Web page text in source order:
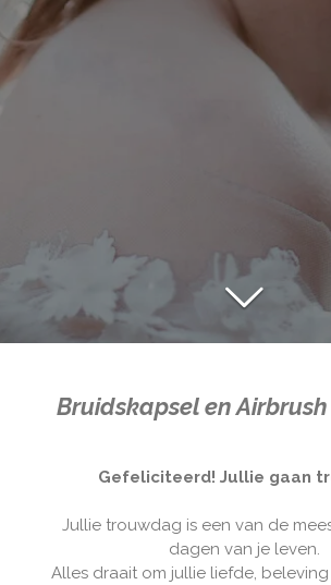
Bruidskapsel enAirbrush
Gefeliciteerd! Jullie gaan
Jullie trouwdag is een van de
dagen van je leven.
Alles draait om jullie liefde,